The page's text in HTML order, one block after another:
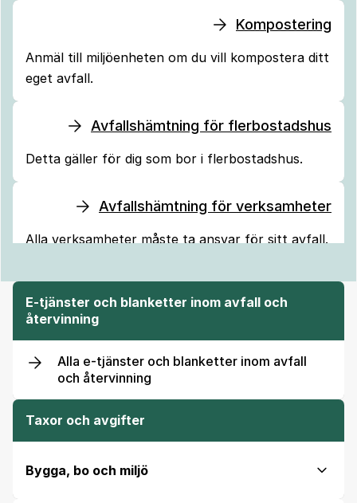
Kompostering
Anmäl till miljöenheten om du vill kompostera ditt
eget avfall.
Avfallshämtning för flerbostadshus
Detta gäller för dig som bor i flerbostadshus.
Avfallshämtning för verksamheter
Alla verksamheter måste ta ansvar för sitt avfall.
E-tjänster och blanketter inom avfall och
återvinning
Alla e-tjänster och blanketter inom avfall
och återvinning
Taxor och avgifter
Bygga, bo och miljö